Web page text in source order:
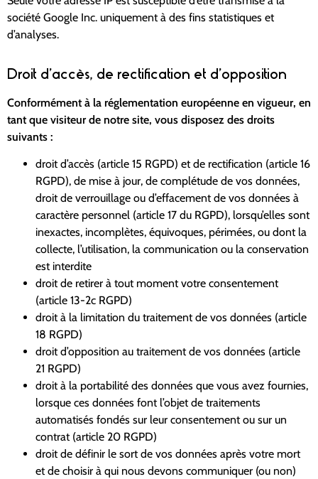
société Google Inc. uniquement à des fins statistiques et
d’analyses.
Droit d’accès, de rectification et d’opposition
Conformément à la réglementation européenne en vigueur, en
tant que visiteur de notre site, vous disposez des droits
suivants :
droit d’accès (article 15 RGPD) et de rectification (article 16
RGPD), de mise à jour, de complétude de vos données,
droit de verrouillage ou d’effacement de vos données à
caractère personnel (article 17 du RGPD), lorsqu’elles sont
inexactes, incomplètes, équivoques, périmées, ou dont la
collecte, l’utilisation, la communication ou la conservation
est interdite
droit de retirer à tout moment votre consentement
(article 13-2c RGPD)
droit à la limitation du traitement de vos données (article
18 RGPD)
droit d’opposition au traitement de vos données (article
21 RGPD)
droit à la portabilité des données que vous avez fournies,
lorsque ces données font l’objet de traitements
automatisés fondés sur leur consentement ou sur un
contrat (article 20 RGPD)
droit de définir le sort de vos données après votre mort
et de choisir à qui nous devons communiquer (ou non)